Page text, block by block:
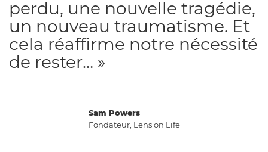
Sam Powers
Fondateur, Lens on Life
perdu, une nouvelle tragédie,
un nouveau traumatisme. Et
cela réaffirme notre nécessité
de rester… »